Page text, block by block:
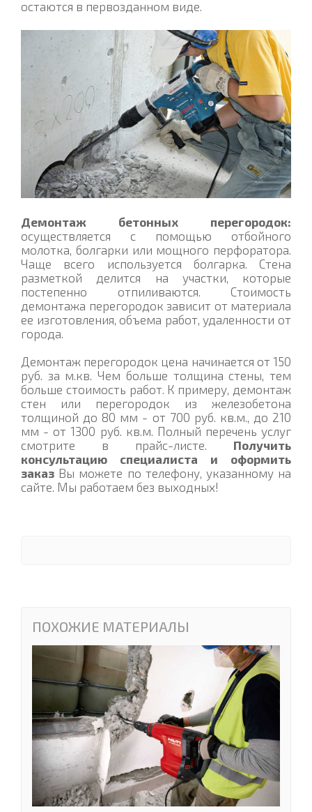
остаются в первозданном виде.
Демонтаж бетонных перегородок:
осуществляется с помощью отбойного
молотка, болгарки или мощного перфоратора.
Чаще всего используется болгарка. Стена
разметкой делится на участки, которые
постепенно отпиливаются. Стоимость
демонтажа перегородок зависит от материала
ее изготовления, объема работ, удаленности от
города.
Демонтаж перегородок цена начинается от 150
руб. за м.кв. Чем больше толщина стены, тем
больше стоимость работ. К примеру, демонтаж
стен или перегородок из железобетона
толщиной до 80 мм - от 700 руб. кв.м., до 210
мм - от 1300 руб. кв.м. Полный перечень услуг
смотрите в прайс-листе. Получить
консультацию специалиста и оформить
заказ Вы можете по телефону, указанному на
сайте. Мы работаем без выходных!
ПОХОЖИЕ МАТЕРИАЛЫ